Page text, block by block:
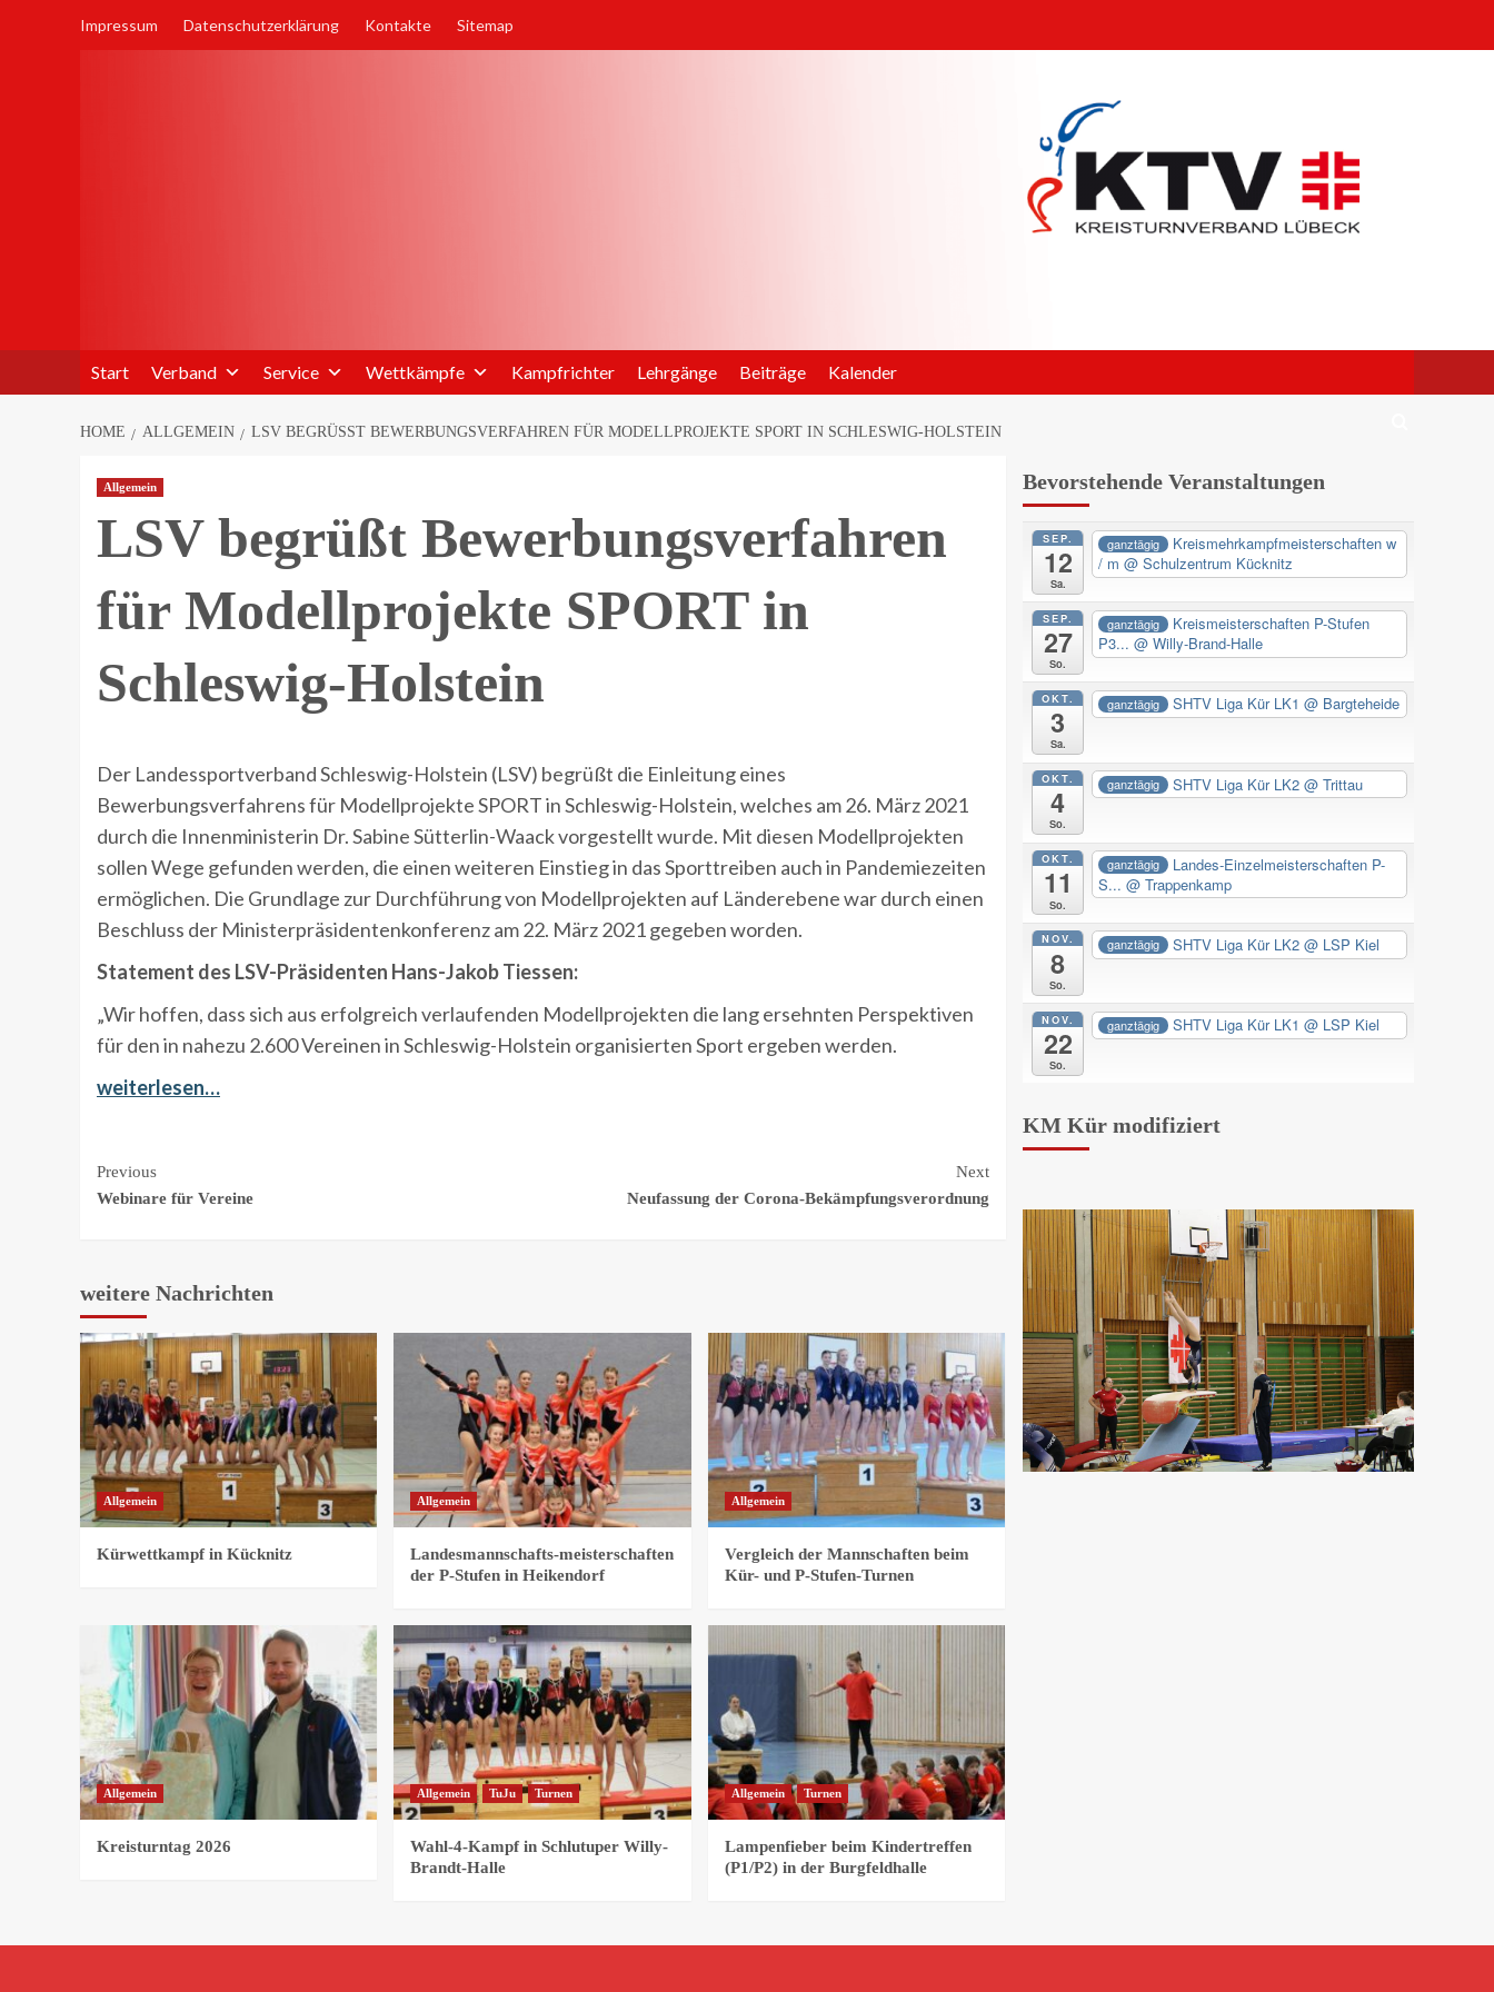
Impressum Datenschutzerklärung Kontakte Sitemap
Start Verband Service Wettkämpfe Kampfrichter Lehrgänge Beiträge Kalender
HOME ALLGEMEIN LSV BEGRÜSST BEWERBUNGSVERFAHREN FÜR MODELLPROJEKTE SPORT IN SCHLESWIG-HOLSTEIN
Allgemein
LSV begrüßt Bewerbungsverfahren
für Modellprojekte SPORT in
Schleswig-Holstein
Der Landessportverband Schleswig-Holstein (LSV) begrüßt die Einleitung eines
Bewerbungsverfahrens für Modellprojekte SPORT in Schleswig-Holstein, welches am 26. März 2021
durch die Innenministerin Dr. Sabine Sütterlin-Waack vorgestellt wurde. Mit diesen Modellprojekten
sollen Wege gefunden werden, die einen weiteren Einstieg in das Sporttreiben auch in Pandemiezeiten
ermöglichen. Die Grundlage zur Durchführung von Modellprojekten auf Länderebene war durch einen
Beschluss der Ministerpräsidentenkonferenz am 22. März 2021 gegeben worden.
Statement des LSV-Präsidenten Hans-Jakob Tiessen:
„Wir hoffen, dass sich aus erfolgreich verlaufenden Modellprojekten die lang ersehnten Perspektiven
für den in nahezu 2.600 Vereinen in Schleswig-Holstein organisierten Sport ergeben werden.
weiterlesen…
Continue
Previous
Webinare für Vereine
Next
Neufassung der Corona-Bekämpfungsverordnung
weitere Nachrichten
Allgemein
Kürwettkampf in Kücknitz
Allgemein
Landesmannschafts-meisterschaften
der P-Stufen in Heikendorf
Allgemein
Vergleich der Mannschaften beim
Kür- und P-Stufen-Turnen
Allgemein
Kreisturntag 2026
Allgemein TuJu Turnen
Wahl-4-Kampf in Schlutuper Willy-
Brandt-Halle
Allgemein Turnen
Lampenfieber beim Kindertreffen
(P1/P2) in der Burgfeldhalle
Bevorstehende Veranstaltungen
SEP.
12
Sa.
ganztägig
Kreismehrkampfmeisterschaften w
/ m@ Schulzentrum Kücknitz
SEP.
27
So.
ganztägig
Kreismeisterschaften P-Stufen
P3...@ Willy-Brand-Halle
OKT.
3
Sa.
ganztägig SHTV Liga Kür LK1 @ Bargteheide
OKT.
4
So.
ganztägig SHTV Liga Kür LK2 @ Trittau
OKT.
11
So.
ganztägig
Landes-Einzelmeisterschaften P-
S...@ Trappenkamp
NOV.
8
So.
ganztägig SHTV Liga Kür LK2 @ LSP Kiel
NOV.
22
So.
ganztägig SHTV Liga Kür LK1 @ LSP Kiel
KM Kür modifiziert